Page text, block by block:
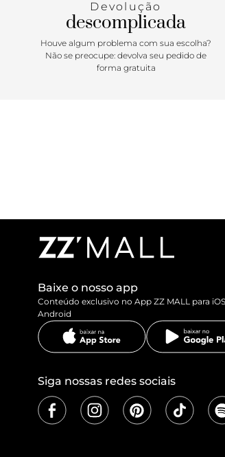
Devolução
descomplicada
Houve algum problema com sua escolha?
Não se preocupe: devolva seu pedido de
forma gratuita
Baixe o nosso app
Conteúdo exclusivo no App ZZ MALL para
Android
Siga nossas redes sociais